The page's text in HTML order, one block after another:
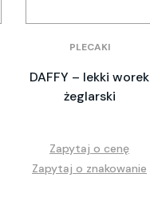
PLECAKI
DAFFY – lekki worek
żeglarski
Zapytaj o cenę
Zapytaj o znakowanie